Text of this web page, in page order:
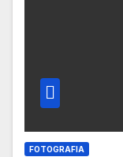
FOTOGRAFIA